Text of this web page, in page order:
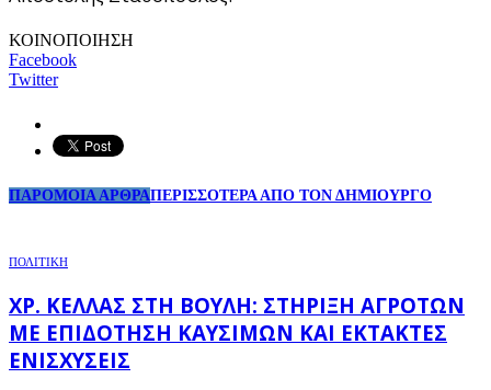
ΚΟΙΝΟΠΟΙΗΣΗ
Facebook
Twitter
ΠΑΡΟΜΟΙΑ ΑΡΘΡΑΠΕΡΙΣΣΟΤΕΡΑ ΑΠΟ ΤΟΝ ΔΗΜΙΟΥΡΓΟ
ΠΟΛΙΤΙΚΗ
ΧΡ. ΚΈΛΛΑΣ ΣΤΗ ΒΟΥΛΉ: ΣΤΉΡΙΞΗ ΑΓΡΟΤΏΝ
ΜΕ ΕΠΙΔΌΤΗΣΗ ΚΑΥΣΊΜΩΝ ΚΑΙ ΈΚΤΑΚΤΕΣ
ΕΝΙΣΧΎΣΕΙΣ